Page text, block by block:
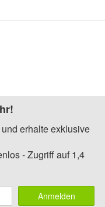
erhalte exklusive
- Zugriff auf 1,4
Anmelden